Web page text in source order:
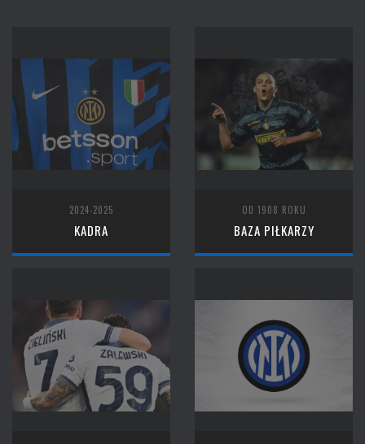
2024-2025
KADRA
OD 1908 ROKU
BAZA PIŁKARZY